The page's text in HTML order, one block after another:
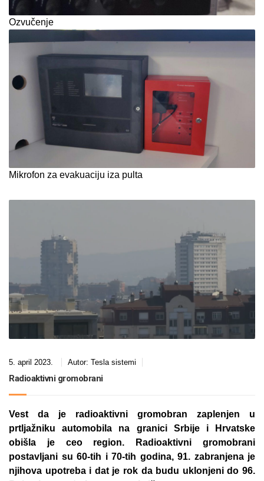
Ozvučenje
Mikrofon za evakuaciju iza pulta
5. april 2023. Autor: Tesla sistemi
Radioaktivni gromobrani
Vest da je radioaktivni gromobran zaplenjen u
prtljažniku automobila na granici Srbije i Hrvatske
obišla je ceo region. Radioaktivni gromobrani
postavljani su 60-tih i 70-tih godina, 91. zabranjena je
njihova upotreba i dat je rok da budu uklonjeni do 96.